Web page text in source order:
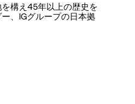
構え45年以上の歴史を
、IGグループの日本拠